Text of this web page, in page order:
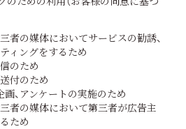
者の媒体においてサービスの勧誘、
ィングをするため
のため
付のため
画、アンケートの実施のため
者の媒体において第三者が広告主
ため